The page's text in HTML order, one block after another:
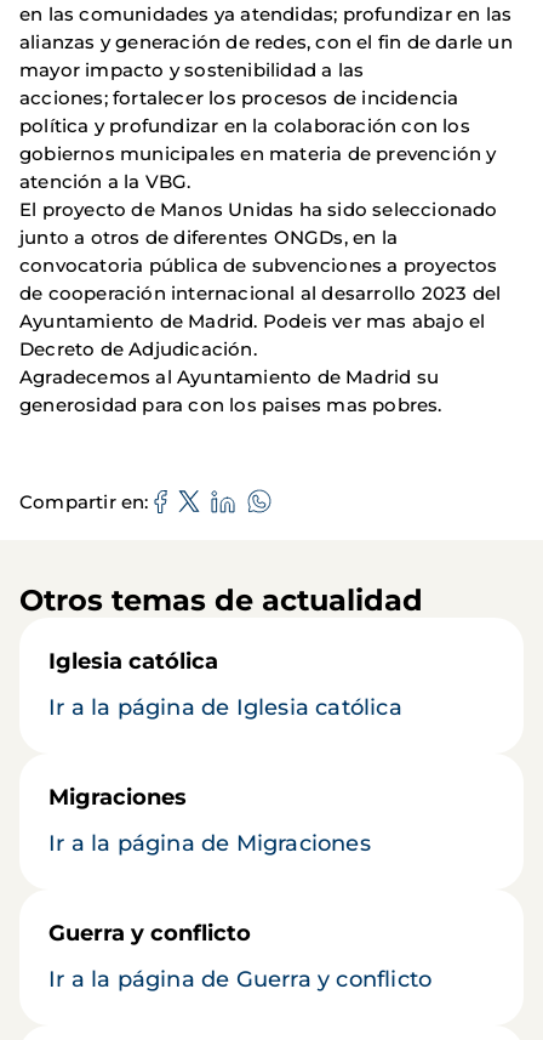
en las comunidades ya atendidas; profundizar en las
alianzas y generación de redes, con el fin de darle un
mayor impacto y sostenibilidad a las
acciones; fortalecer los procesos de incidencia
política y profundizar en la colaboración con los
gobiernos municipales en materia de prevención y
atención a la VBG.
El proyecto de Manos Unidas ha sido seleccionado
junto a otros de diferentes ONGDs, en la
convocatoria pública de subvenciones a proyectos
de cooperación internacional al desarrollo 2023 del
Ayuntamiento de Madrid. Podeis ver mas abajo el
Decreto de Adjudicación.
Agradecemos al Ayuntamiento de Madrid su
generosidad para con los paises mas pobres.
Compartir en
Otros temas de actualidad
Iglesia católica
Ir a la página de Iglesia católica
Migraciones
Ir a la página de Migraciones
Guerra y conflicto
Ir a la página de Guerra y conflicto